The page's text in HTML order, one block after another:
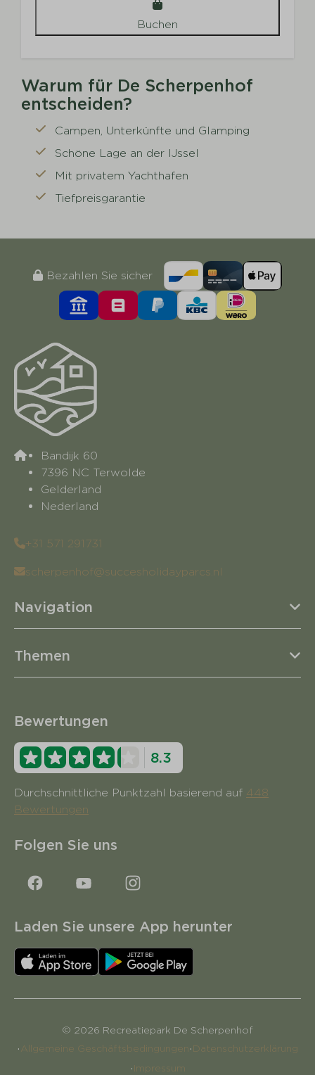
Buchen
Warum für De Scherpenhof
entscheiden?
Campen, Unterkünfte und Glamping
Schöne Lage an der IJssel
Mit privatem Yachthafen
Tiefpreisgarantie
Bezahlen Sie sicher
Bandijk 60
7396 NC Terwolde
Gelderland
Nederland
+31 571 291731
scherpenhof@succesholidayparcs.nl
Navigation
Themen
Bewertungen
8.3
Durchschnittliche Punktzahl basierend auf 448
Bewertungen
Folgen Sie uns
Laden Sie unsere App herunter
© 2026 Recreatiepark De Scherpenhof
· Allgemeine Geschäftsbedingungen·Datenschutzerklärung
·Impressum